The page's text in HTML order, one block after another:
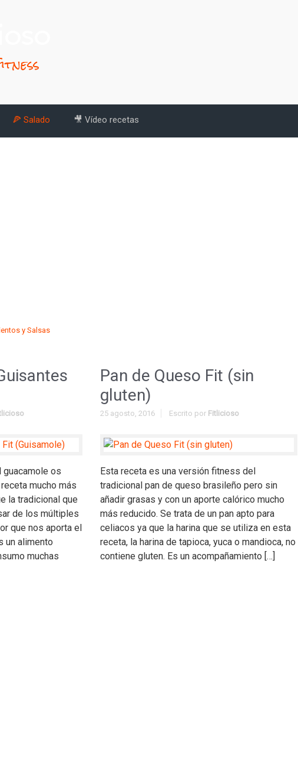
🍕 Salado 🎥 Vídeo recetas
y Salsas
os
mucho más
la tradicional que
de los múltiples
que nos aporta el
un alimento
muchas
Pan de Queso Fit (sin
gluten)
25 agosto, 2016 Escrito por Fitlicioso
Esta receta es una versión fitness del
tradicional pan de queso brasileño pero sin
añadir grasas y con un aporte calórico mucho
más reducido. Se trata de un pan apto para
celiacos ya que la harina que se utiliza en esta
receta, la harina de tapioca, yuca o mandioca, no
contiene gluten. Es un acompañamiento […]